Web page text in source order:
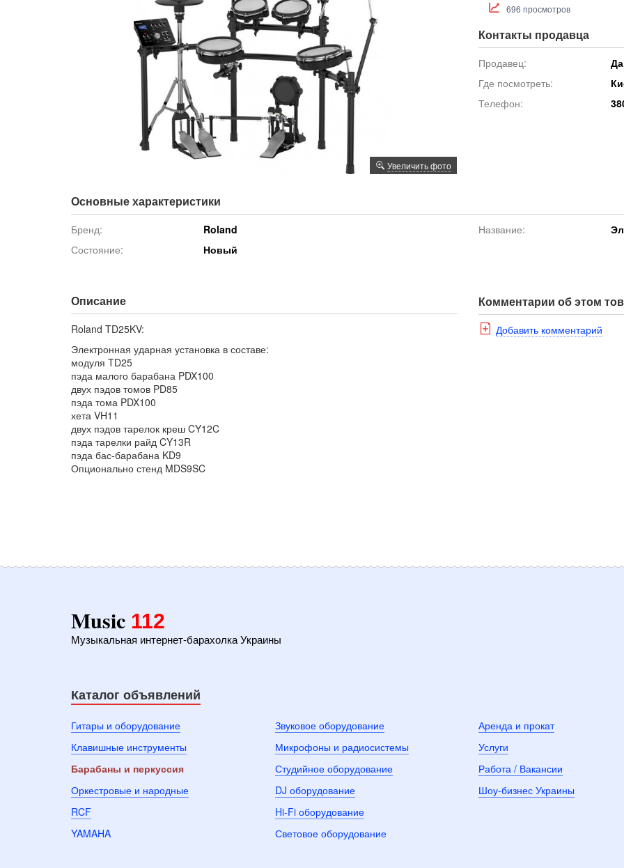
Увеличить фото
696 просмотров
Контакты продавца
Продавец:
Где посмотреть:
Телефон:
Основные характеристики
Бренд: Roland Название:
Состояние:
Новый
Описание
Roland TD25KV:
Электронная ударная установка в составе:
модуля TD25
пэда малого барабана PDX100
двух пэдов томов PD85
пэда тома PDX100
хета VH11
двух пэдов тарелок креш CY12C
пэда тарелки райд CY13R
пэда бас-барабана KD9
Опционально стенд MDS9SC
Комментарии об этом
Добавить комментарий
Music 112
Музыкальная интернет-барахолка Украины
Каталог объявлений
Гитары и оборудование
Клавишные инструменты
Барабаны и перкуссия
Оркестровые и народные
RCF
YAMAHA
Звуковое оборудование
Микрофоны и радиосистемы
Студийное оборудование
DJ оборудование
Hi-Fi оборудование
Световое оборудование
Аренда и прокат
Услуги
Работа / Вакансии
Шоу-бизнес Украины